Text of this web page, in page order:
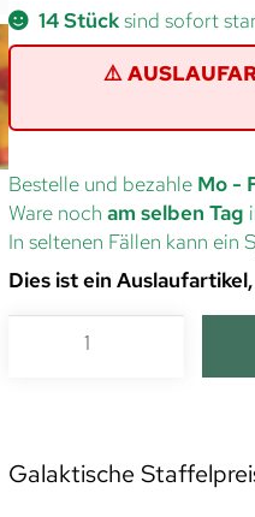
14 Stücksind sofort
⚠️
Bestelle und bezahle Mo -
Ware noch am selben Tag
In seltenen Fällen kann ein
Dies ist ein
Galaktische